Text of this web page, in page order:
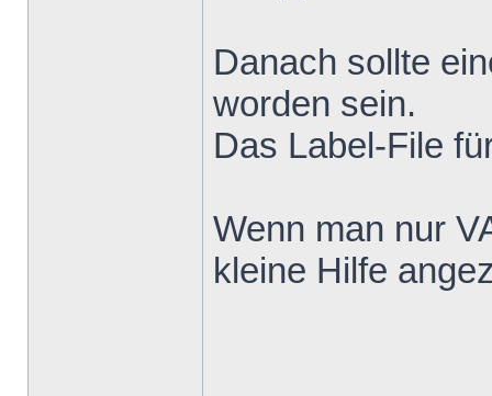
Danach sollte
worden sein.
Das Label-File
Wenn man nur
kleine Hilfe